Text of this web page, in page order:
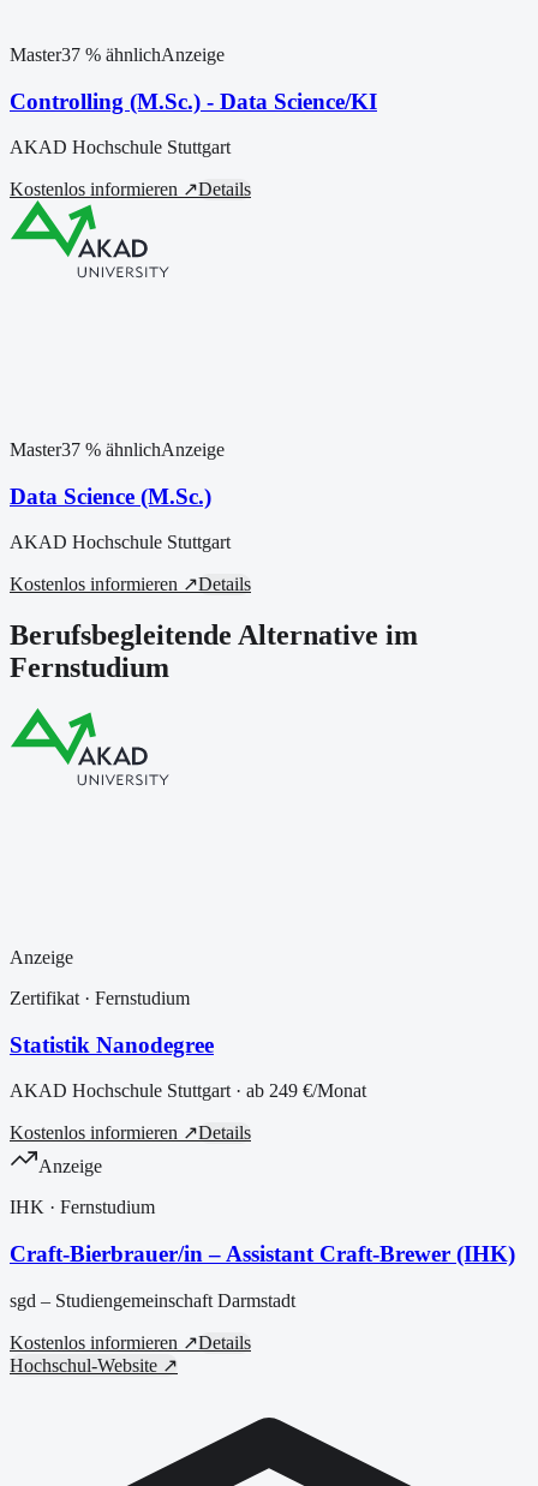
Master37 % ähnlichAnzeige
Controlling (M.Sc.) - Data Science/KI
AKAD Hochschule Stuttgart
Kostenlos informieren ↗Details
Master37 % ähnlichAnzeige
Data Science (M.Sc.)
AKAD Hochschule Stuttgart
Kostenlos informieren ↗Details
Berufsbegleitende Alternative im
Fernstudium
Anzeige
Zertifikat · Fernstudium
Statistik Nanodegree
AKAD Hochschule Stuttgart · ab 249 €/Monat
Kostenlos informieren ↗Details
Anzeige
IHK · Fernstudium
Craft-Bierbrauer/in – Assistant Craft-Brewer (IHK)
sgd – Studiengemeinschaft Darmstadt
Kostenlos informieren ↗Details
Hochschul-Website ↗